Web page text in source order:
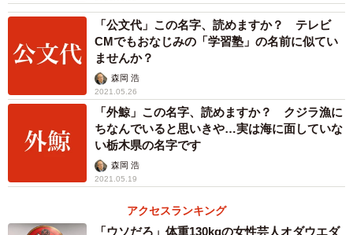
「公文代」この名字、読めますか？ テレビ
CMでもおなじみの「学習塾」の名前に似てい
ませんか？
森岡 浩
2021.05.26
「外鯨」この名字、読めますか？ クジラ漁に
ちなんでいると思いきや…実は海に面していな
い栃木県の名字です
森岡 浩
2021.05.19
アクセスランキング
「ウソだろ」体重130kgの女性芸人オダウエダ